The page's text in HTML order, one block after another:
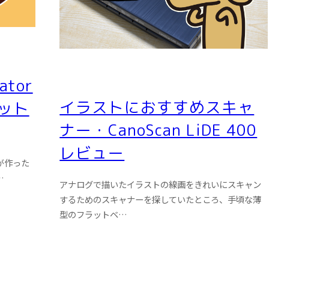
ト
った
イラストにおすすめスキャ
ナー・CanoScan LiDE 400
レビュー
アナログで描いたイラストの線画をきれいにスキャン
するためのスキャナーを探していたところ、手頃な薄
型のフラットベ…